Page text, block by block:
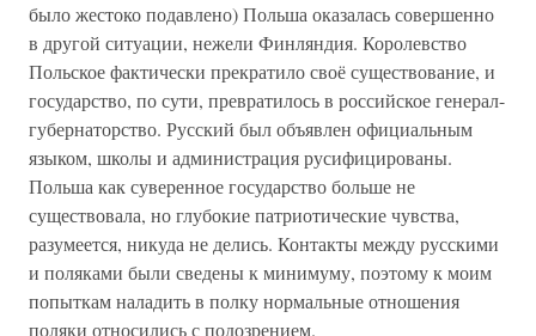
было жестоко подавлено) Польша оказалась совершенно
в другой ситуации, нежели Финляндия. Королевство
Польское фактически прекратило своё существование, и
государство, по сути, превратилось в российское генерал-
губернаторство. Русский был объявлен официальным
языком, школы и администрация русифицированы.
Польша как суверенное государство больше не
существовала, но глубокие патриотические чувства,
разумеется, никуда не делись. Контакты между русскими
и поляками были сведены к минимуму, поэтому к моим
попыткам наладить в полку нормальные отношения
поляки относились с подозрением.